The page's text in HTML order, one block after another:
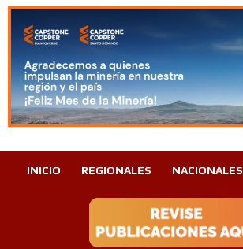
INICIO REGIONALES NACIONALES